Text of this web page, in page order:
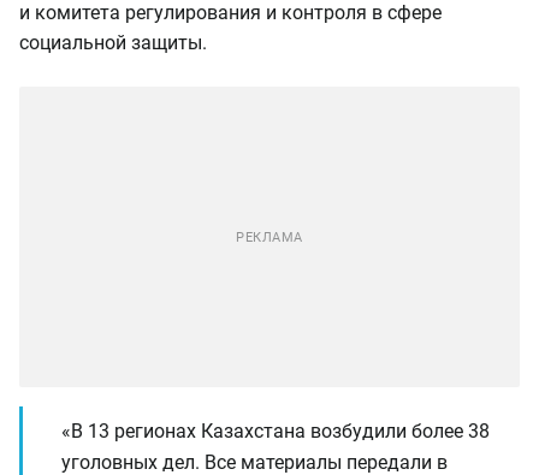
и комитета регулирования и контроля в сфере
социальной защиты.
«В 13 регионах Казахстана возбудили более 38
уголовных дел. Все материалы передали в